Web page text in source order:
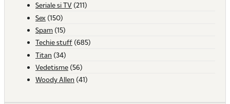
Seriale si TV (211)
Sex (150)
Spam (15)
Techie stuff (685)
Titan (34)
Vedetisme (56)
Woody Allen (41)